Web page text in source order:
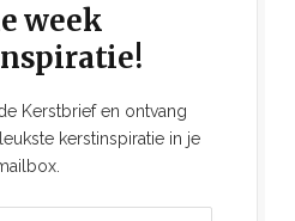
week
Kerstbrief en ontvang
kerstinspiratie in je